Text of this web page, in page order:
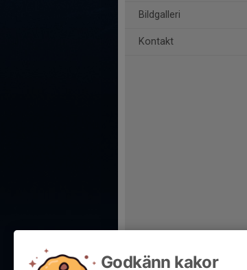
Bildgalleri
Kontakt
Godkänn kakor